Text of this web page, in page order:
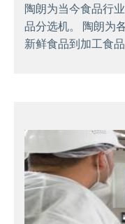
陶朗为当今食品行
品分选机。 陶朗为
新鲜食品到加工食